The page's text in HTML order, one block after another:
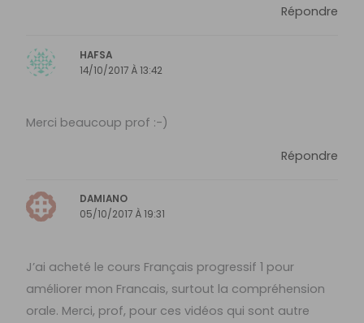
Répondre
HAFSA
14/10/2017 À 13:42
Merci beaucoup prof :-)
Répondre
DAMIANO
05/10/2017 À 19:31
J’ai acheté le cours Français progressif 1 pour
améliorer mon Francais, surtout la compréhension
orale. Merci, prof, pour ces vidéos qui sont autre